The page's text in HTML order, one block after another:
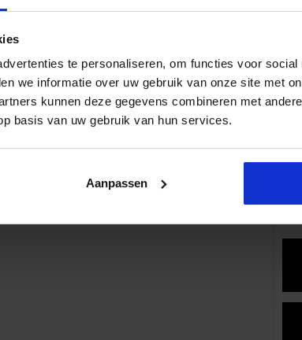
te personaliseren, om functies voor social
we informatie over uw gebruik van onze site met
kunnen deze gegevens combineren met
basis van uw gebruik van hun services.
Aanpassen